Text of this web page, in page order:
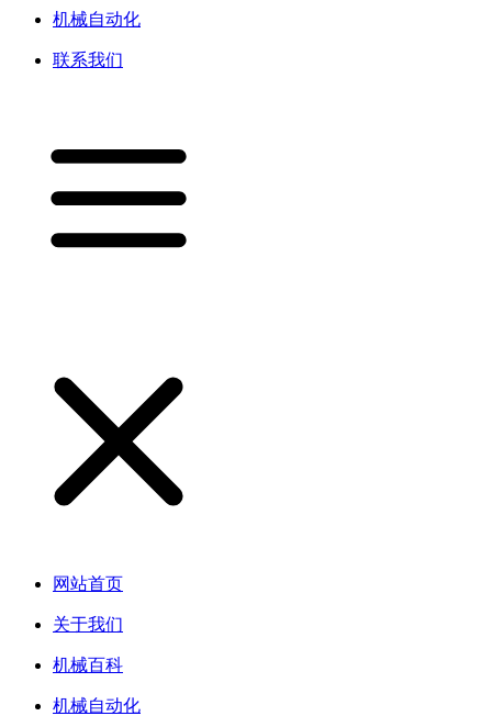
机械自动化
联系我们
网站首页
关于我们
机械百科
机械自动化